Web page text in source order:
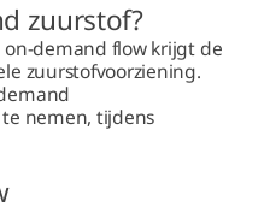
zuurstof?
demand flow krijgt de
zuurstofvoorziening.
nemen, tijdens